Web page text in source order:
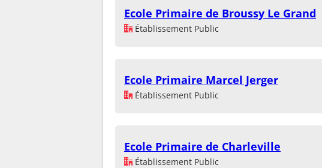
Ecole Primaire de Broussy Le Grand
Établissement Public
Ecole Primaire Marcel Jerger
Établissement Public
Ecole Primaire de Charleville
Établissement Public